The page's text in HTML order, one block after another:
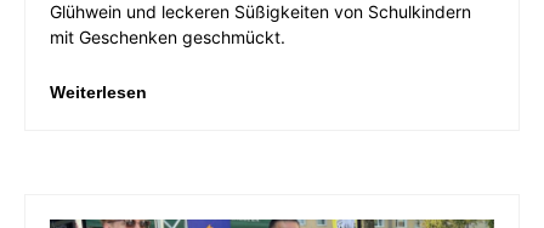
Glühwein und leckeren Süßigkeiten von Schulkindern
mit Geschenken geschmückt.
Weiterlesen